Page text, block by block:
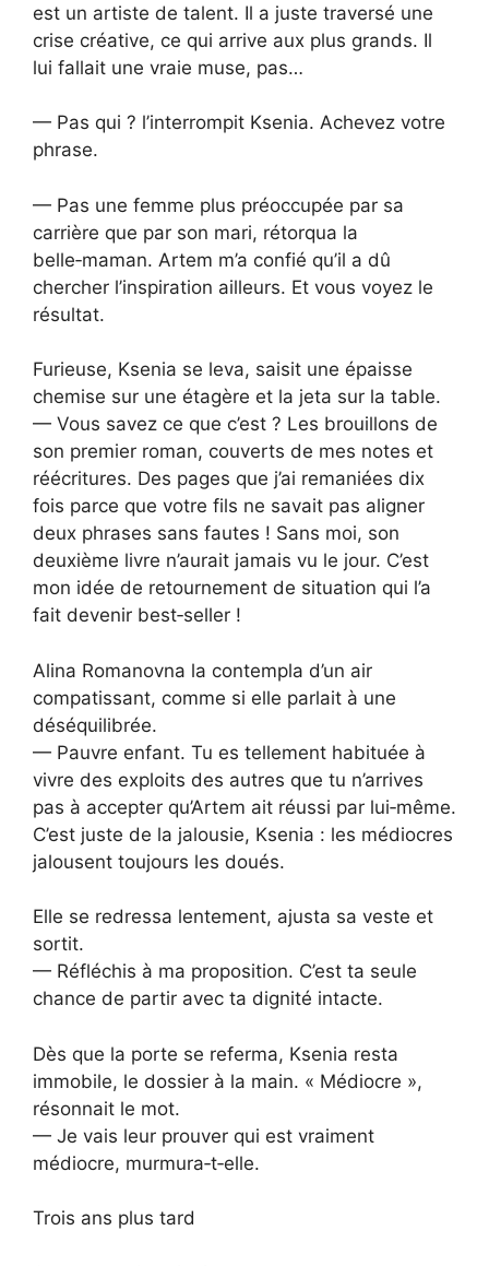
est un artiste de talent. Il a juste traversé une
crise créative, ce qui arrive aux plus grands. Il
lui fallait une vraie muse, pas…
— Pas qui ? l’interrompit Ksenia. Achevez votre
phrase.
— Pas une femme plus préoccupée par sa
carrière que par son mari, rétorqua la
belle‑maman. Artem m’a confié qu’il a dû
chercher l’inspiration ailleurs. Et vous voyez le
résultat.
Furieuse, Ksenia se leva, saisit une épaisse
chemise sur une étagère et la jeta sur la table.
— Vous savez ce que c’est ? Les brouillons de
son premier roman, couverts de mes notes et
réécritures. Des pages que j’ai remaniées dix
fois parce que votre fils ne savait pas aligner
deux phrases sans fautes ! Sans moi, son
deuxième livre n’aurait jamais vu le jour. C’est
mon idée de retournement de situation qui l’a
fait devenir best‑seller !
Alina Romanovna la contempla d’un air
compatissant, comme si elle parlait à une
déséquilibrée.
— Pauvre enfant. Tu es tellement habituée à
vivre des exploits des autres que tu n’arrives
pas à accepter qu’Artem ait réussi par lui‑même.
C’est juste de la jalousie, Ksenia : les médiocres
jalousent toujours les doués.
Elle se redressa lentement, ajusta sa veste et
sortit.
— Réfléchis à ma proposition. C’est ta seule
chance de partir avec ta dignité intacte.
Dès que la porte se referma, Ksenia resta
immobile, le dossier à la main. « Médiocre »,
résonnait le mot.
— Je vais leur prouver qui est vraiment
médiocre, murmura‑t‑elle.
Trois ans plus tard